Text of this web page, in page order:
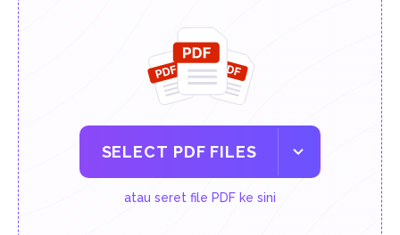
SELECT PDF FILES
atau seret file PDF ke sini